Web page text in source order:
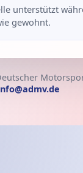
unterstützt
gewohnt.